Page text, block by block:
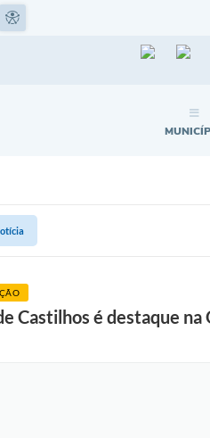
Castilhos é destaque